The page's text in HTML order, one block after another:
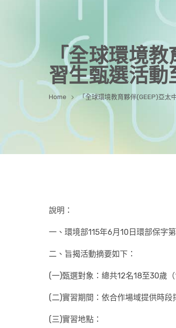
「全球環境
習生甄選活
Home 「全球環境教育夥伴(GEEP)亞太
說明：
一、環境部115年6月10日環部保字
二、旨揭活動摘要如下：
(一)甄選對象：總共12名18至30歲
(二)實習期間：依合作場域提供時
(三)實習地點：